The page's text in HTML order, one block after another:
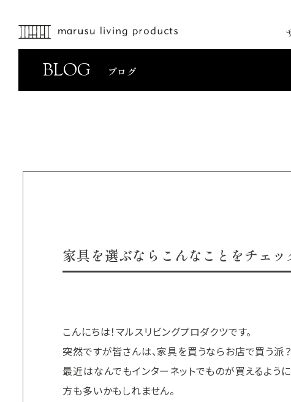
BLOG ブログ
家具を選ぶならこんなことをチェ
こんにちは！マルスリビングプロダクツです。
突然ですが皆さんは、家具を買うならお店で買う派
最近はなんでもインターネットでものが買えるよう
方も多いかもしれません。